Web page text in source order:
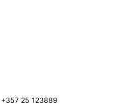
+357 25 123889